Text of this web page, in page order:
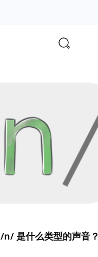
/n/ 是什么类型的声音？